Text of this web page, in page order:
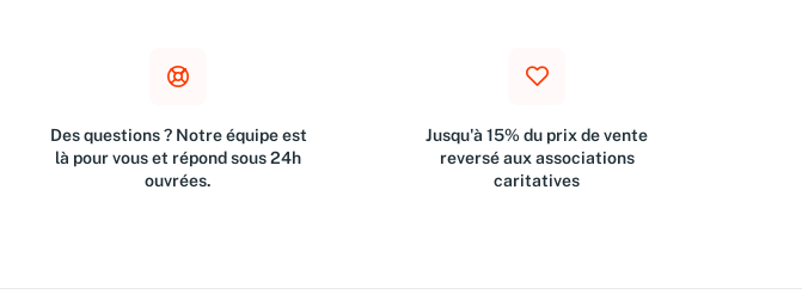
Des questions ? Notre équipe est
là pour vous et répond sous 24h
ouvrées.
Jusqu'à 15% du prix de vente
reversé aux associations
caritatives